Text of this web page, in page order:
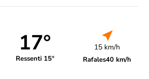
17°
Ressenti 15°
15 km/h
Rafales40 km/h